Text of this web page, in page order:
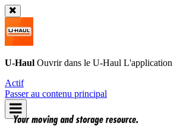
U-Haul Ouvrir dans le U-Haul L'application
Actif
Passer au contenu principal